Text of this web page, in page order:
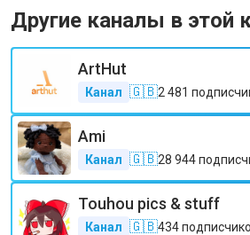
Другие каналы в этой
ArtHut
Канал 🇬🇧2 481
Ami
Канал 🇬🇧28 944
Touhou pics & stuff
Канал 🇬🇧434